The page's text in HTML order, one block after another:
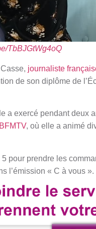
TbBJGtWg4oQ
journaliste
de son diplôme de
a exercé pendant deux
BFMTV, où elle a animé
pour prendre les
l’émission « C à vous ».